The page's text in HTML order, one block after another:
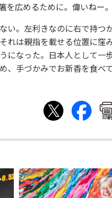
を広めるために。偉いねー。
い。左利きなのに右で持つ
れは親指を載せる位置に窪
になった。日本人として一
、手づかみでお新香を食べ
印刷